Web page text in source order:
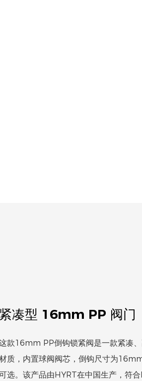
紧凑型 16mm PP 阀门
款16mm PP倒钩锁紧阀是一款紧凑
质，内置球阀阀芯，倒钩尺寸为
选。该产品由HYRT在中国生产，符